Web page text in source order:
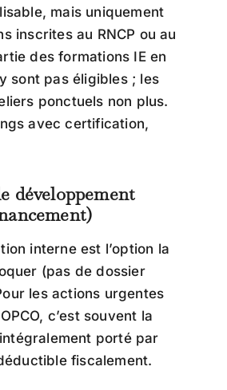
mais uniquement
inscrites au RNCP ou au
des formations IE en
sont pas éligibles ; les
ponctuels non plus.
avec certification,
développement
interne est l’option la
(pas de dossier
les actions urgentes
c’est souvent la
porté par
fiscalement.